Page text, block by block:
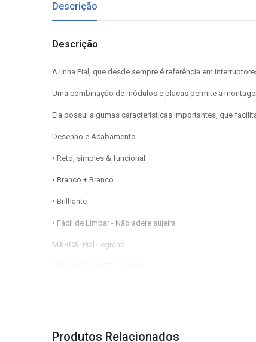
Descrição
Descrição
A linha Pial, que desde sempre é referência em
Uma combinação de módulos e placas permite a
Ela possui algumas características importantes, que
Desenho e Acabamento
• Reto, simples & funcional
• Branco + Branco
• Brilhante
• Fácil de Limpar - Não adere sujeira
MARCA: Pial Legrand
LINHA:Pial Pop
Produtos Relacionados